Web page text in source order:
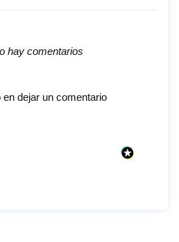
hay comentarios
en dejar un comentario